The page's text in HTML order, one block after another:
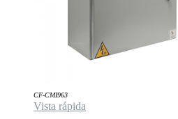
CF-CMI963
Vista rápida